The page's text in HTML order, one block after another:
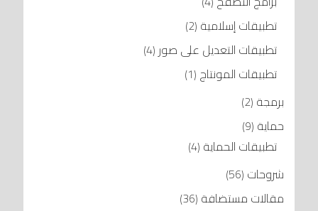
تطبيقات إسلامية (2)
تطبيقات التعديل على صور (4)
تطبيقات المونتاج (1)
برمجة (2)
حماية (9)
تطبيقات الحماية (4)
شروحات (56)
مقالات مستضافة (36)